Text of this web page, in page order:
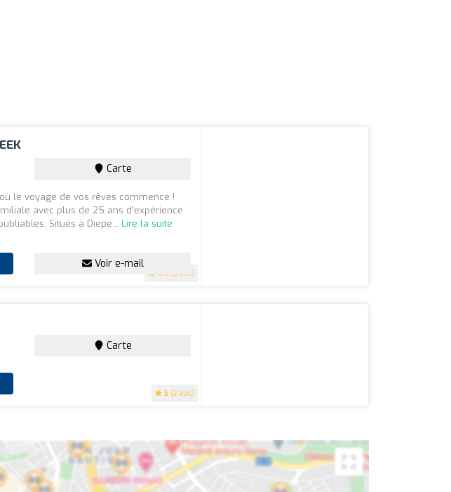
4.4 (5 avis)
Carte
le voyage de vos rêves commence !
avec plus de 25 ans d'expérience
Situés à Diepe...Lire la suite
Voir e-mail
5 (2 avis)
Carte